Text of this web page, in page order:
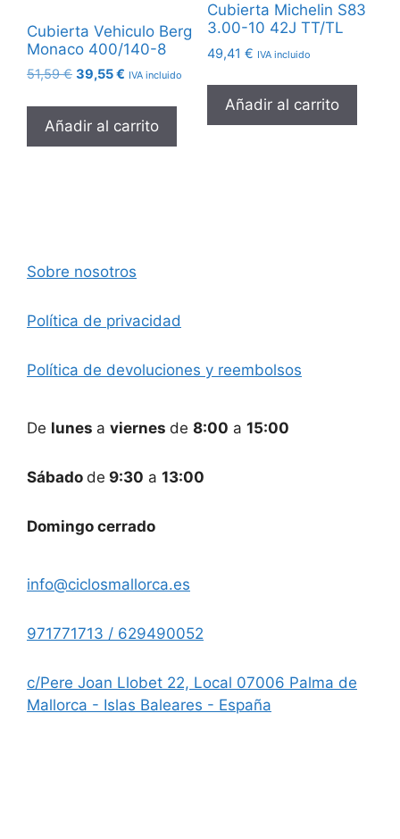
Cubierta Vehiculo Berg
Monaco 400/140-8
51,59€ El
original
era:
51,59 €.
39,55€ El
actual
es:
39,55 €.
IVA incluido
Añadir al carrito
Cubierta Michelin S83
3.00-10 42J TT/TL
49,41 € IVA incluido
Añadir al carrito
Sobre nosotros
Política de privacidad
Política de devoluciones y reembolsos
De lunes a viernes de 8:00 a 15:00
Sábado de 9:30 a 13:00
Domingo cerrado
info@ciclosmallorca.es
971771713 / 629490052
c/Pere Joan Llobet 22, Local 07006 Palma de
Mallorca - Islas Baleares - España